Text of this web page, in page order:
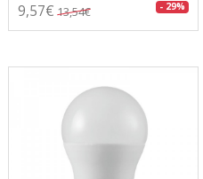
9,57€ 13,54€ - 29%